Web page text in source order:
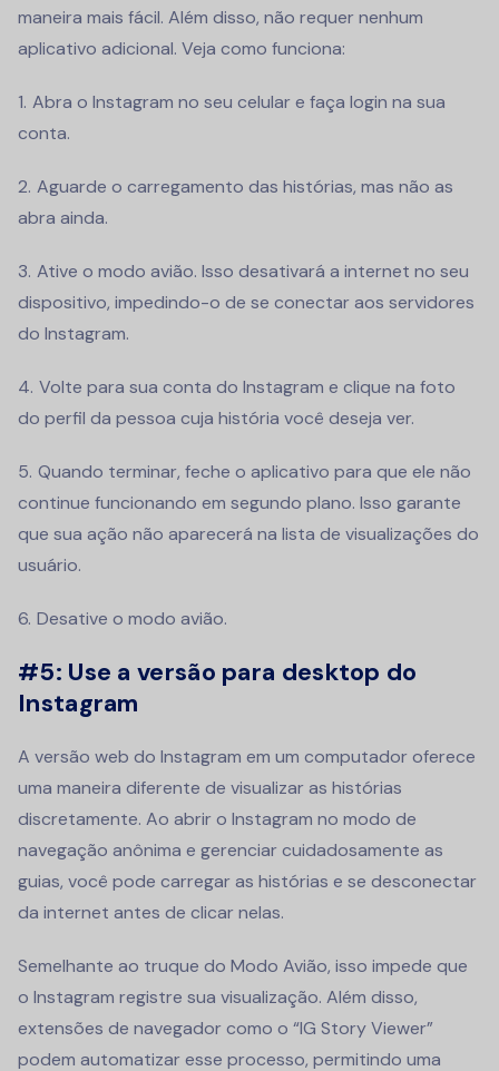
maneira mais fácil. Além disso, não requer nenhum
aplicativo adicional. Veja como funciona:
Abra o Instagram no seu celular e faça login na sua
conta.
Aguarde o carregamento das histórias, mas não as
abra ainda.
Ative o modo avião. Isso desativará a internet no seu
dispositivo, impedindo-o de se conectar aos servidores
do Instagram.
Volte para sua conta do Instagram e clique na foto
do perfil da pessoa cuja história você deseja ver.
Quando terminar, feche o aplicativo para que ele não
continue funcionando em segundo plano. Isso garante
que sua ação não aparecerá na lista de visualizações do
usuário.
Desative o modo avião.
#5: Use a versão para desktop do
Instagram
A versão web do Instagram em um computador oferece
uma maneira diferente de visualizar as histórias
discretamente. Ao abrir o Instagram no modo de
navegação anônima e gerenciar cuidadosamente as
guias, você pode carregar as histórias e se desconectar
da internet antes de clicar nelas.
Semelhante ao truque do Modo Avião, isso impede que
o Instagram registre sua visualização. Além disso,
extensões de navegador como o “IG Story Viewer”
podem automatizar esse processo, permitindo uma